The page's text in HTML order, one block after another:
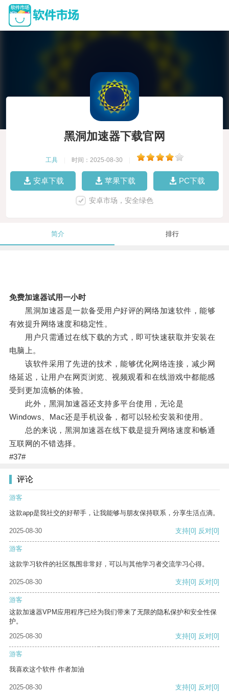
黑洞加速器下载官网
工具 时间：2025-08-30
安卓下载 苹果下载 PC下载
安卓市场，安全绿色
简介 排行
免费加速器试用一小时
黑洞加速器是一款备受用户好评的网络加速软件，能够
有效提升网络速度和稳定性。
用户只需通过在线下载的方式，即可快速获取并安装在
电脑上。
该软件采用了先进的技术，能够优化网络连接，减少网
络延迟，让用户在网页浏览、视频观看和在线游戏中都能感
受到更加流畅的体验。
此外，黑洞加速器还支持多平台使用，无论是
Windows、Mac还是手机设备，都可以轻松安装和使用。
总的来说，黑洞加速器在线下载是提升网络速度和畅通
互联网的不错选择。
#37#
评论
游客
这款app是我社交的好帮手，让我能够与朋友保持联系，分享生活点滴。
2025-08-30 支持[0] 反对[0]
游客
这款学习软件的社区氛围非常好，可以与其他学习者交流学习心得。
2025-08-30 支持[0] 反对[0]
游客
这款加速器VPM应用程序已经为我们带来了无限的隐私保护和安全性保
护。
2025-08-30
支持[0] 反对[0]
游客
我喜欢这个软件 作者加油
2025-08-30 支持[0] 反对[0]